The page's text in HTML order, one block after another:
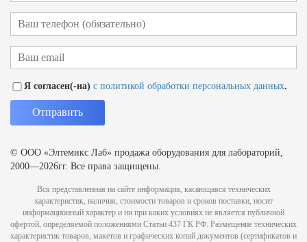
Я согласен(-на) с политикой обработки персональных данных.
© ООО «Элтемикс Лаб» продажа оборудования для лабораторий,
2000—2026гг. Все права защищены.
Вся представленная на сайте информация, касающаяся технических
характеристик, наличия, стоимости товаров и сроков поставки, носит
информационный характер и ни при каких условиях не является публичной
офертой, определяемой положениями Статьи 437 ГК РФ. Размещение технических
характеристик товаров, макетов и графических копий документов (сертификатов и